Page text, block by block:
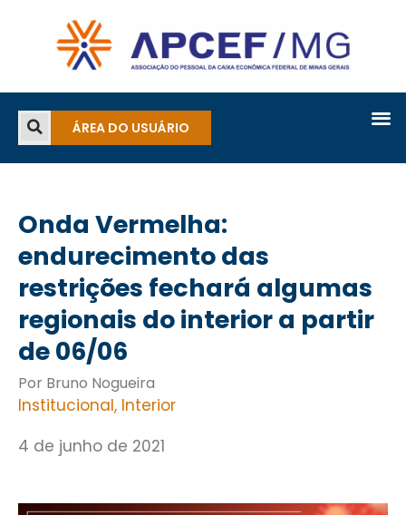
ÁREA DO USUÁRIO
Onda Vermelha:
endurecimento das
restrições fechará algumas
regionais do interior a partir
de 06/06
Por Bruno Nogueira
Institucional, Interior
4 de junho de 2021